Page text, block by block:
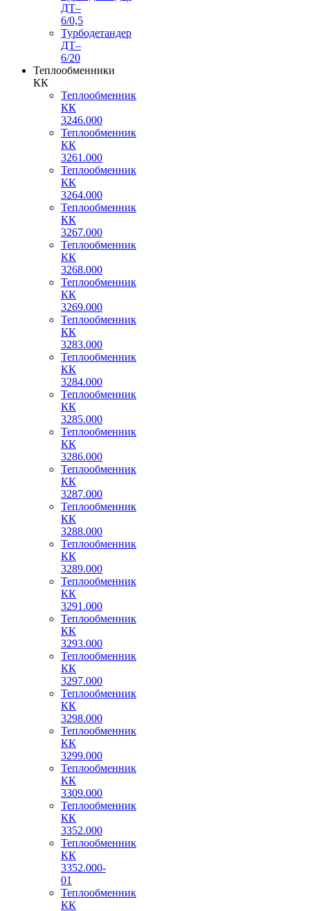
ДТ–
6/0,5
Турбодетандер
ДТ–
6/20
Теплообменники
КК
Теплообменник
КК
3246.000
Теплообменник
КК
3261.000
Теплообменник
КК
3264.000
Теплообменник
КК
3267.000
Теплообменник
КК
3268.000
Теплообменник
КК
3269.000
Теплообменник
КК
3283.000
Теплообменник
КК
3284.000
Теплообменник
КК
3285.000
Теплообменник
КК
3286.000
Теплообменник
КК
3287.000
Теплообменник
КК
3288.000
Теплообменник
КК
3289.000
Теплообменник
КК
3291.000
Теплообменник
КК
3293.000
Теплообменник
КК
3297.000
Теплообменник
КК
3298.000
Теплообменник
КК
3299.000
Теплообменник
КК
3309.000
Теплообменник
КК
3352.000
Теплообменник
КК
3352.000-
01
Теплообменник
КК